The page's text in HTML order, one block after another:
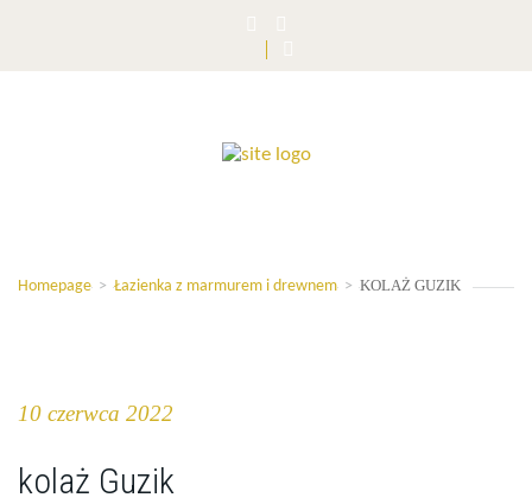
Homepage > Łazienka z marmurem i drewnem > KOLAŻ GUZIK
10 czerwca 2022
kolaż Guzik